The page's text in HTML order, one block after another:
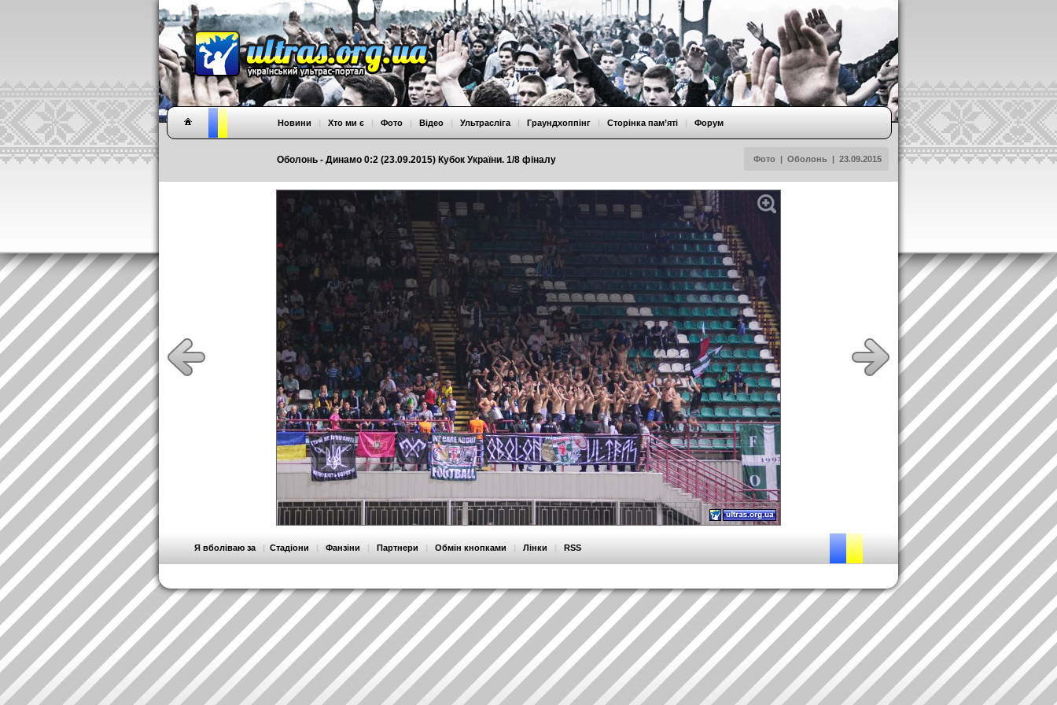
Оболонь - Динамо 0:2 (23.09.2015) Кубок України. 1/8 фіналу Фото | Оболонь | 23.09.2015
Новини | Хто ми є | Фото | Відео | Ультрасліга | Граундхоппінг | Сторінка пам’яті | Форум
Я вболіваю за | Стадіони | Фанзіни | Партнери | Обмін кнопками | Лінки | RSS